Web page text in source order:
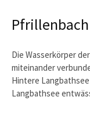
Pfrillenbach
Die Wasserkörper
miteinander
Hintere
Langbathsee